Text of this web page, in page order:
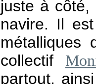
juste à
navire. Il
métalliques
collectif
partout,